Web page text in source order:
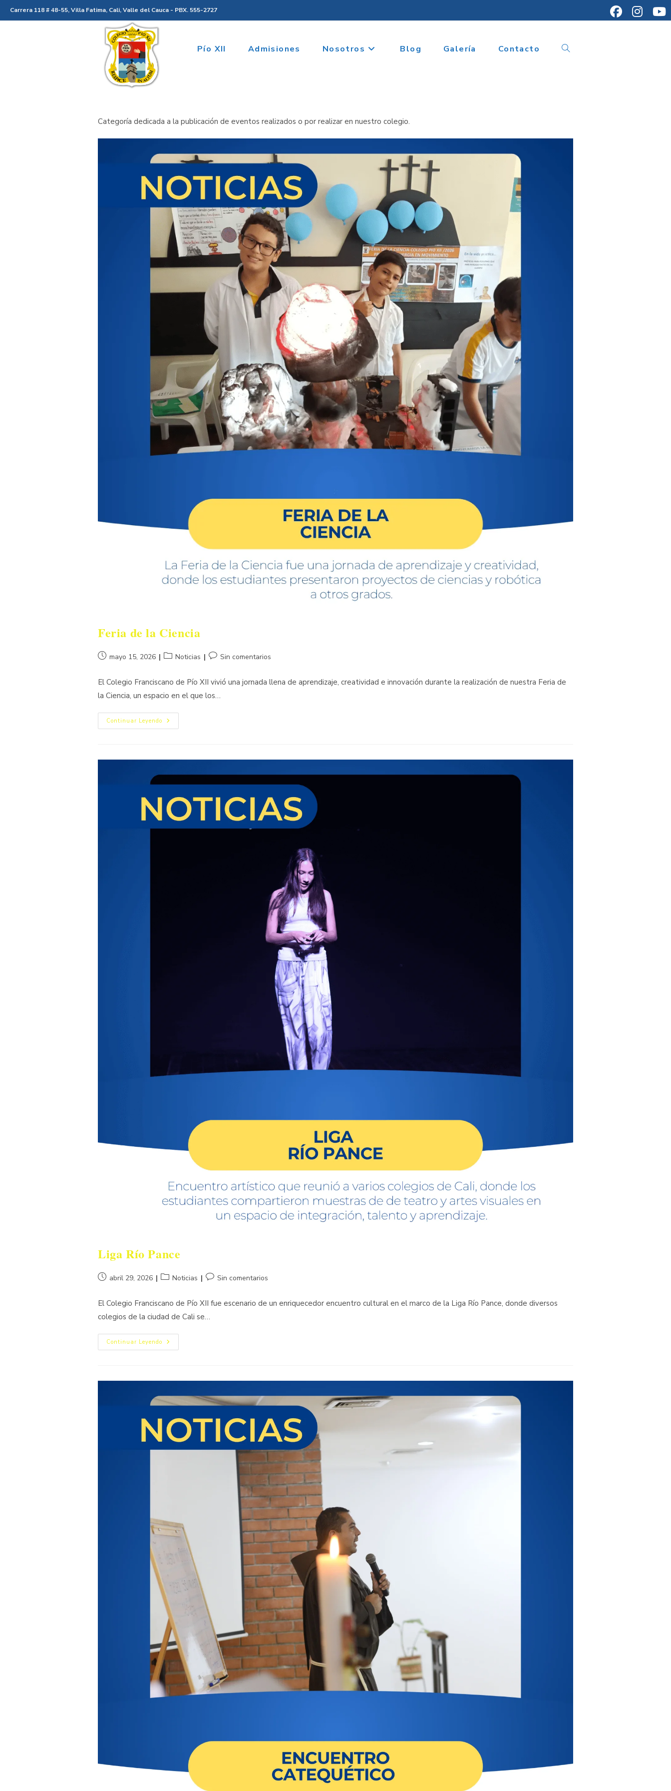
Carrera 118 # 48-55, Villa Fatima, Cali, Valle del Cauca - PBX. 555-2727
Pío XII Admisiones Nosotros Blog Galería Contacto
Categoría dedicada a la publicación de eventos realizados o por realizar en nuestro colegio.
Feria de la Ciencia
mayo 15, 2026 Noticias Sin comentarios
El Colegio Franciscano de Pío XII vivió una jornada llena de aprendizaje, creatividad e innovación durante la realización de nuestra Feria de
la Ciencia, un espacio en el que los…
Continuar Leyendo
Liga Río Pance
abril 29, 2026 Noticias Sin comentarios
El Colegio Franciscano de Pío XII fue escenario de un enriquecedor encuentro cultural en el marco de la Liga Río Pance, donde diversos
colegios de la ciudad de Cali se…
Continuar Leyendo